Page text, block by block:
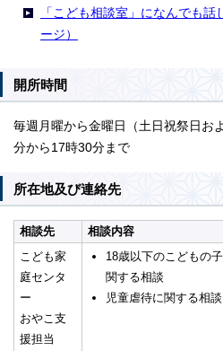
「こども相談室」になんでも
ージ）
開所時間
毎週月曜から金曜日（土日祝祭日お
分から17時30分まで
所在地及び連絡先
相談先 相談内容
こども家
庭センタ
ー
おやこ支
援担当
18歳以下のこどもの
関する相談
児童虐待に関する相談